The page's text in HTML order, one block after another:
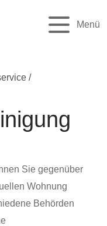
Menü
/
Sie gegenüber
Wohnung
Behörden